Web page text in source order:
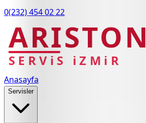
0(232) 454 02 22
ARISTON
SERViS iZMiR
Anasayfa
Servisler